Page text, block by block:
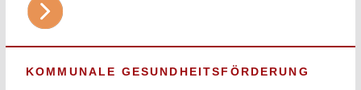
KOMMUNALE GESUNDHEITSFÖRDERUNG